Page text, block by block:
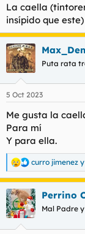
La caella
insípido que este)
Puta rata
5 Oct 2023
Me gusta la
Para mí
Y para ella.
R
e
c
c
i
curro jimenez y
Perrino
Mal Padre